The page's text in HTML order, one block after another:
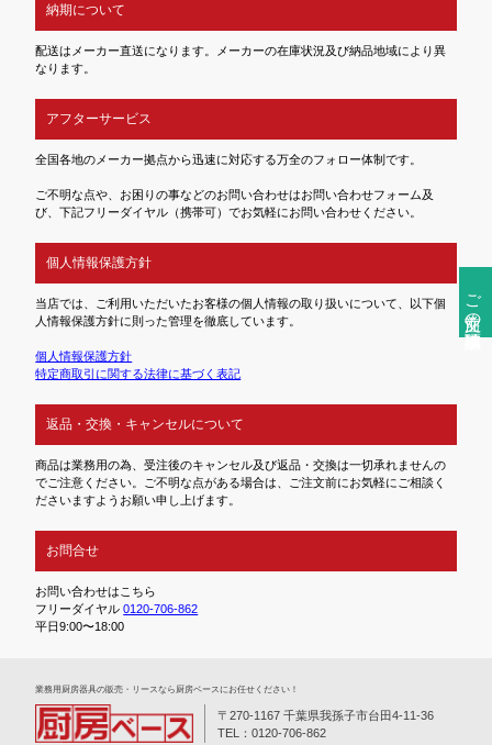
ご注文前の確認事項
納期について
配送はメーカー直送になります。メーカーの在庫状況及び納品地域により異
なります。
アフターサービス
全国各地のメーカー拠点から迅速に対応する万全のフォロー体制です。
ご不明な点や、お困りの事などのお問い合わせはお問い合わせフォーム及
び、下記フリーダイヤル（携帯可）でお気軽にお問い合わせください。
個人情報保護方針
当店では、ご利用いただいたお客様の個人情報の取り扱いについて、以下個
人情報保護方針に則った管理を徹底しています。
個人情報保護方針
特定商取引に関する法律に基づく表記
返品・交換・キャンセルについて
商品は業務用の為、受注後のキャンセル及び返品・交換は一切承れませんの
でご注意ください。ご不明な点がある場合は、ご注文前にお気軽にご相談く
ださいますようお願い申し上げます。
お問合せ
お問い合わせはこちら
フリーダイヤル0120-706-862
平日9:00〜18:00
業務⽤厨房器具の販売・リースなら厨房ベースにお任せください！
〒270-1167 千葉県我孫子市台田4-11-36
TEL：0120-706-862